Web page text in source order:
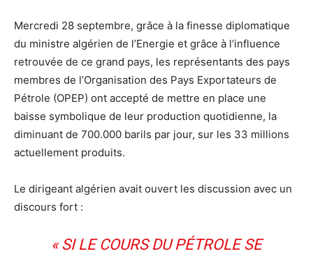
Mercredi 28 septembre, grâce à la finesse diplomatique
du ministre algérien de l’Energie et grâce à l’influence
retrouvée de ce grand pays, les représentants des pays
membres de l’Organisation des Pays Exportateurs de
Pétrole (OPEP) ont accepté de mettre en place une
baisse symbolique de leur production quotidienne, la
diminuant de 700.000 barils par jour, sur les 33 millions
actuellement produits.
Le dirigeant algérien avait ouvert les discussion avec un
discours fort :
« SI LE COURS DU PÉTROLE SE